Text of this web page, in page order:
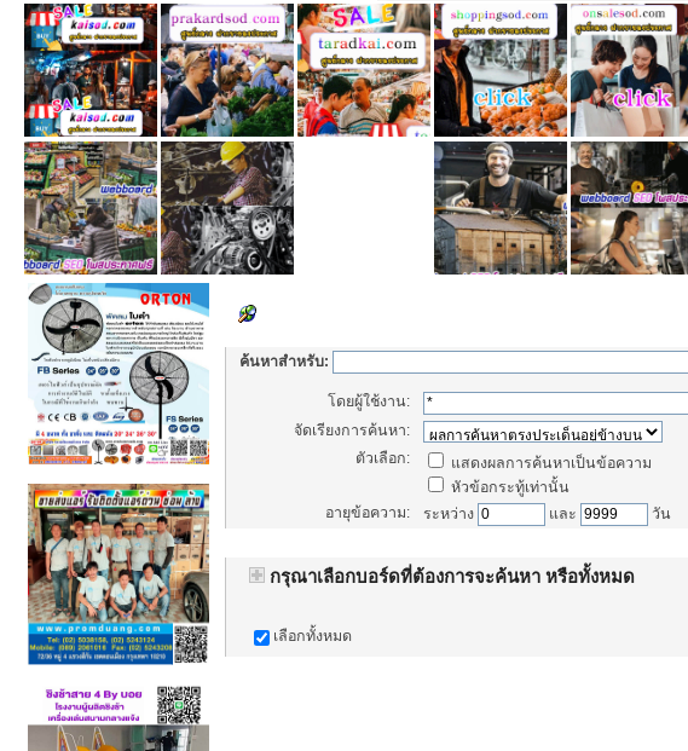
ค้นหาสำหรับ:
โดยผู้ใช้งาน:
จัดเรียงการค้นหา:
ตัวเลือก:
แสดงผลการค้นหาเป็นข้อความ
หัวข้อกระทู้เท่านั้น
อายุข้อความ:
ระหว่าง และ วัน
กรุณาเลือกบอร์ดที่ต้องการจะค้นหา หรือทั้งหมด
เลือกทั้งหมด